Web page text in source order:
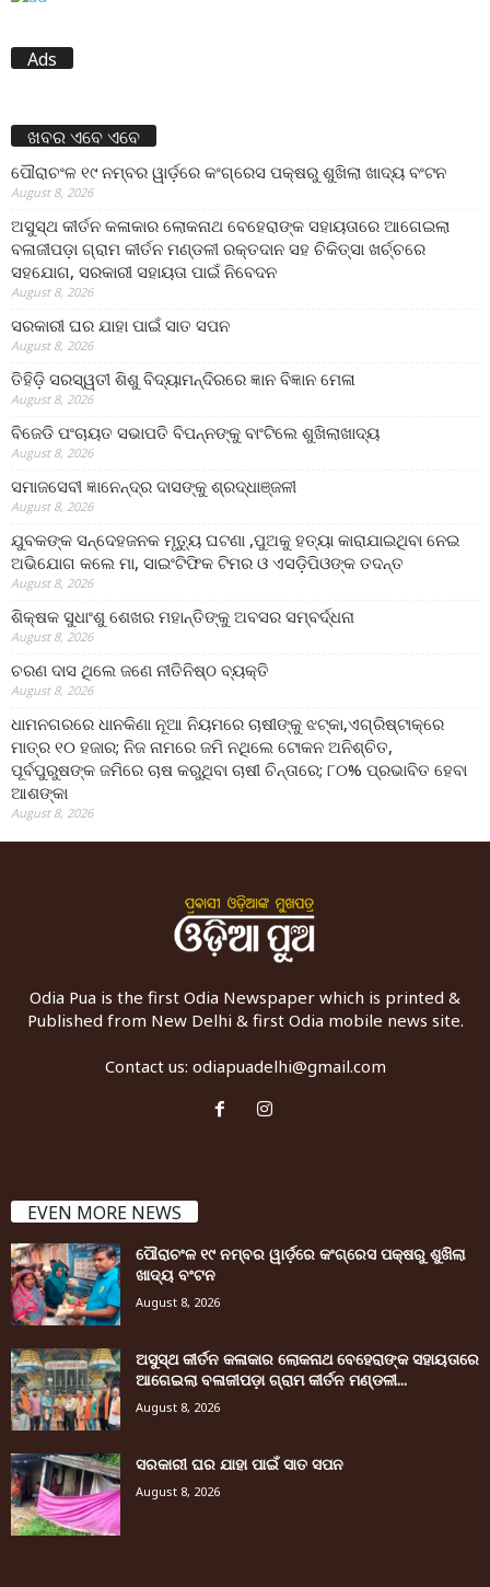
Ads
ଖବର ଏବେ ଏବେ
ପୌରାଚଂଳ ୧୯ ନମ୍ବର ୱାର୍ଡ଼ରେ କଂଗ୍ରେସ ପକ୍ଷରୁ ଶୁଖିଲା ଖାଦ୍ୟ ବଂଟନ
August 8, 2026
ଅସୁସ୍ଥ କୀର୍ତନ କଳାକାର ଲୋକନାଥ ବେହେରାଙ୍କ ସହାୟତାରେ ଆଗେଇଲା
ବଳାଜୀପଡ଼ା ଗ୍ରାମ କୀର୍ତନ ମଣ୍ଡଳୀ ରକ୍ତଦାନ ସହ ଚିକିତ୍ସା ଖର୍ଚ୍ଚରେ
ସହଯୋଗ, ସରକାରୀ ସହାୟତା ପାଇଁ ନିବେଦନ
August 8, 2026
ସରକାରୀ ଘର ଯାହା ପାଇଁ ସାତ ସପନ
August 8, 2026
ତିହିଡି଼ ସରସ୍ୱତୀ ଶିଶୁ ବିଦ୍ୟାମନ୍ଦିରରେ ଜ୍ଞାନ ବିଜ୍ଞାନ ମେଳା
August 8, 2026
ବିଜେଡି ପଂଚାୟତ ସଭାପତି ବିପନ୍ନଙ୍କୁ ବାଂଟିଲେ ଶୁଖିଲାଖାଦ୍ୟ
August 8, 2026
ସମାଜସେବୀ ଜ୍ଞାନେନ୍ଦ୍ର ଦାସଙ୍କୁ ଶ୍ରଦ୍ଧାଞ୍ଜଳୀ
August 8, 2026
ଯୁବକଙ୍କ ସନ୍ଦେହଜନକ ମୃତ୍ୟୁ ଘଟଣା ,ପୁଅକୁ ହତ୍ୟା କାରାଯାଇଥିବା ନେଇ
ଅଭିଯୋଗ କଲେ ମା, ସାଇଂଟିଫିକ ଟିମର ଓ ଏସଡ଼ିପିଓଙ୍କ ତଦନ୍ତ
August 8, 2026
ଶିକ୍ଷକ ସୁଧାଂଶୁ ଶେଖର ମହାନ୍ତିଙ୍କୁ ଅବସର ସମ୍ବର୍ଦ୍ଧନା
August 8, 2026
ଚରଣ ଦାସ ଥିଲେ ଜଣେ ନୀତିନିଷ୍ଠ ବ୍ୟକ୍ତି
August 8, 2026
ଧାମନଗରରେ ଧାନକିଣା ନୂଆ ନିୟମରେ ଚାଷୀଙ୍କୁ ଝଟ୍‌କା,ଏଗ୍ରିଷ୍ଟାକ୍‌ରେ
ମାତ୍ର ୧୦ ହଜାର; ନିଜ ନାମରେ ଜମି ନଥିଲେ ଟୋକନ ଅନିଶ୍ଚିତ,
ପୂର୍ବପୁରୁଷଙ୍କ ଜମିରେ ଚାଷ କରୁଥିବା ଚାଷୀ ଚିନ୍ତାରେ; ୮୦% ପ୍ରଭାବିତ ହେବା
ଆଶଙ୍କା
August 8, 2026
Odia Pua is the first Odia Newspaper which is printed &
Published from New Delhi & first Odia mobile news site.
Contact us: odiapuadelhi@gmail.com
EVEN MORE NEWS
ପୌରାଚଂଳ ୧୯ ନମ୍ବର ୱାର୍ଡ଼ରେ କଂଗ୍ରେସ ପକ୍ଷରୁ ଶୁଖିଲା
ଖାଦ୍ୟ ବଂଟନ
August 8, 2026
ଅସୁସ୍ଥ କୀର୍ତନ କଳାକାର ଲୋକନାଥ ବେହେରାଙ୍କ ସହାୟତାରେ
ଆଗେଇଲା ବଳାଜୀପଡ଼ା ଗ୍ରାମ କୀର୍ତନ ମଣ୍ଡଳୀ...
August 8, 2026
ସରକାରୀ ଘର ଯାହା ପାଇଁ ସାତ ସପନ
August 8, 2026